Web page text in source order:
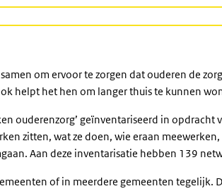
om ervoor te zorgen dat ouderen de
helpt het hen om langer thuis te kunnen
ouderenzorg’ geïnventariseerd in opdracht
zitten, wat ze doen, wie eraan
Aan deze inventarisatie hebben 139
of in meerdere gemeenten tegelijk.